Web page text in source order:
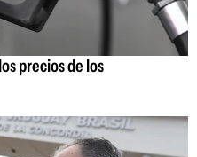
precios de los